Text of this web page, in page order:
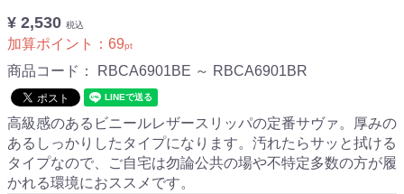
¥ 2,530 税込
加算ポイント： 69pt
商品コード： RBCA6901BE ～ RBCA6901BR
高級感のあるビニールレザースリッパの定番サヴァ。厚みの
あるしっかりしたタイプになります。汚れたらサッと拭ける
タイプなので、ご自宅は勿論公共の場や不特定多数の方が履
かれる環境におススメです。